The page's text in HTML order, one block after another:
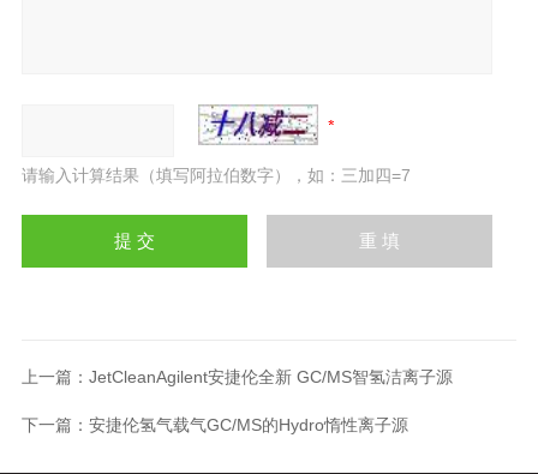
请输入计算结果（填写阿拉伯数字），如：三加四=7
上一篇： JetCleanAgilent安捷伦全新 GC/MS智氢洁离子源
下一篇： 安捷伦氢气载气GC/MS的Hydro惰性离子源